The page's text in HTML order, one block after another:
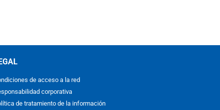
de acceso a la red
corporativa
de tratamiento de la información